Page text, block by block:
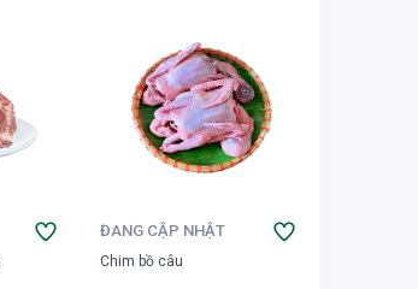
ĐANG CẬP NHẬT
Chim bồ câu